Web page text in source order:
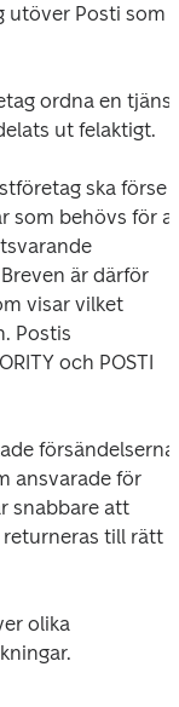
utöver Posti som
ordna en tjänst
ut felaktigt.
ska förse
som behövs för
är därför
visar vilket
Postis
och POSTI
försändelserna
ansvarade för
snabbare att
returneras till rätt
olika